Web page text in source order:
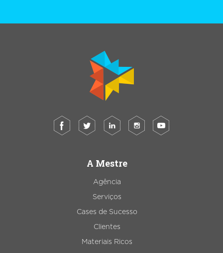
A Mestre
Agência
Serviços
Cases de Sucesso
Clientes
Materiais Ricos